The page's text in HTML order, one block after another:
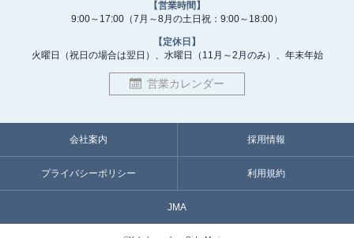
【営業時間】
9:00～17:00 （7月～8月の土日祝：9:00～18:00）
【定休日】
火曜日（祝日の場合は翌日）、 水曜日（11月～2月のみ）、 年末年始
営業カレンダー
会社案内 採用情報
プライバシーポリシー 利用規約
JMA